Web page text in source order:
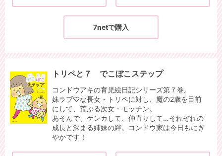
7netで購入
トリペと７ でこぼこステップ
コンドウアキの育児絵日記シリーズ第７巻。
妹ラブ♡な長女・トリペに対し、魔の2歳を目前
にして、荒ぶる次女・モッチン。
あそんで、ケンカして、仲直りして…それぞれの
成長と深まる姉妹の絆。コンドウ家は今日もにぎ
やかです！